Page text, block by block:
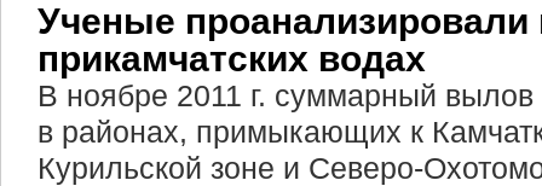
Ученые
прикамчатских водах
В ноябре 2011 г. суммарный
в районах, примыкающих к
Курильской зоне и Северо-